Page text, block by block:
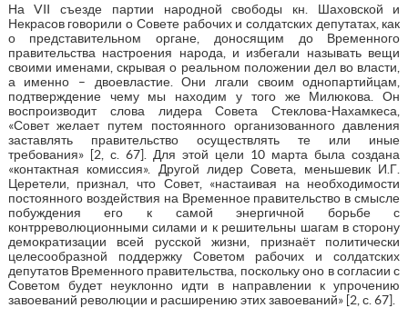
На VII съезде партии народной свободы кн. Шаховской и
Некрасов говорили о Совете рабочих и солдатских депутатах, как
о представительном органе, доносящим до Временного
правительства настроения народа, и избегали называть вещи
своими именами, скрывая о реальном положении дел во власти,
а именно – двоевластие. Они лгали своим однопартийцам,
подтверждение чему мы находим у того же Милюкова. Он
воспроизводит слова лидера Совета Стеклова-Нахамкеса,
«Совет желает путем постоянного организованного давления
заставлять правительство осуществлять те или иные
требования» [2, с. 67]. Для этой цели 10 марта была создана
«контактная комиссия». Другой лидер Совета, меньшевик И.Г.
Церетели, признал, что Совет, «настаивая на необходимости
постоянного воздействия на Временное правительство в смысле
побуждения его к самой энергичной борьбе с
контрреволюционными силами и к решительны шагам в сторону
демократизации всей русской жизни, признаёт политически
целесообразной поддержку Советом рабочих и солдатских
депутатов Временного правительства, поскольку оно в согласии с
Советом будет неуклонно идти в направлении к упрочению
завоеваний революции и расширению этих завоеваний» [2, с. 67].